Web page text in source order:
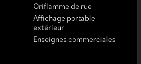
Oriflamme de rue
Affichage portable
extérieur
Enseignes commerciales